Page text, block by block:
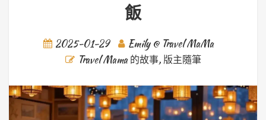
飯
2025-01-29
Emily @ Travel MaMa
Travel Mama 的故事,版主隨筆